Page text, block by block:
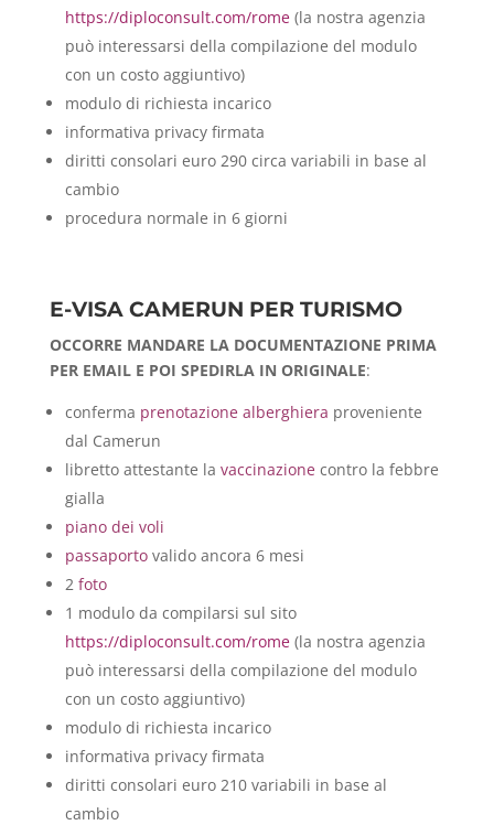
https://diploconsult.com/rome(la nostra agenzia
può interessarsi della compilazione del modulo
con un costo aggiuntivo)
modulo di richiesta incarico
informativa privacy firmata
diritti consolari euro 290 circa variabili in base al
cambio
procedura normale in 6 giorni
E-VISA CAMERUN PER TURISMO
OCCORRE MANDARE LA DOCUMENTAZIONE PRIMA
PER EMAIL E POI SPEDIRLA IN ORIGINALE:
conferma prenotazione alberghiera proveniente
dal Camerun
libretto attestante la vaccinazionecontro la febbre
gialla
piano dei voli
passaportovalido ancora 6 mesi
2 foto
1 modulo da compilarsi sul sito
https://diploconsult.com/rome(la nostra agenzia
può interessarsi della compilazione del modulo
con un costo aggiuntivo)
modulo di richiesta incarico
informativa privacy firmata
diritti consolari euro 210 variabili in base al
cambio